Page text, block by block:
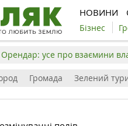
НОВИНИ
Бізнес
усе про взаємини
Громада Зелений